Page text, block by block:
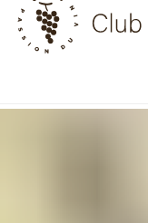
Skip
content